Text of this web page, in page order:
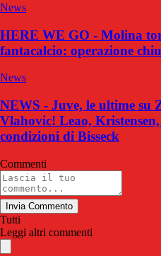
News
HERE WE GO - Molina
fantacalcio: operazione
News
NEWS - Juve, le ultime su
Vlahovic! Leao,
condizioni di Bisseck
Commenti
Invia Commento
Tutti
Leggi altri commenti